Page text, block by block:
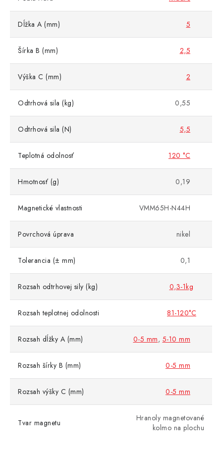
Dĺžka A (mm) 5
Šírka B (mm) 2,5
Výška C (mm) 2
Odtrhová sila (kg) 0,55
Odtrhová sila (N) 5,5
Teplotná odolnosť 120 °C
Hmotnosť (g) 0,19
Magnetické vlastnosti VMM65H-N44H
Povrchová úprava nikel
Tolerancia (± mm) 0,1
Rozsah odtrhovej sily (kg) 0,3-1kg
Rozsah teplotnej odolnosti 81-120°C
Rozsah dĺžky A (mm) 0-5 mm, 5-10 mm
Rozsah šírky B (mm) 0-5 mm
Rozsah výšky C (mm) 0-5 mm
Tvar magnetu
Hranoly magnetované
kolmo na plochu